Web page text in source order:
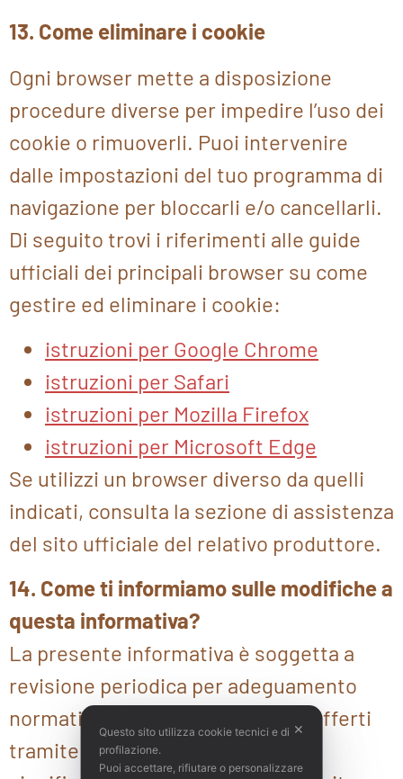
13. Come eliminare i cookie
Ogni browser mette a disposizione
procedure diverse per impedire l’uso dei
cookie o rimuoverli. Puoi intervenire
dalle impostazioni del tuo programma di
navigazione per bloccarli e/o cancellarli.
Di seguito trovi i riferimenti alle guide
ufficiali dei principali browser su come
gestire ed eliminare i cookie:
istruzioni per Google Chrome
istruzioni per Safari
istruzioni per Mozilla Firefox
istruzioni per Microsoft Edge
Se utilizzi un browser diverso da quelli
indicati, consulta la sezione di assistenza
del sito ufficiale del relativo produttore.
14. Come ti informiamo sulle modifiche a
questa informativa?
La presente informativa è soggetta a
revisione periodica per adeguamento
normativo o modifica dei servizi offerti
tramite il sito. Ogni variazione
✕
Questo sito utilizza cookie tecnici e di
profilazione.
Puoi accettare, rifiutare o personalizzare